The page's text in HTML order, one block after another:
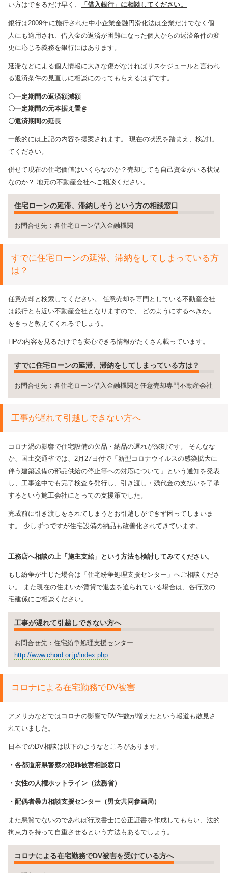
い方はできるだけ早く、
「借入銀行」に相談してください。
銀行は2009年に施行された中小企業金融円滑化法は企業だけでなく個
人にも適用され、借入金の返済が困難になった個人からの返済条件の変
更に応じる義務を銀行にはあります。
延滞などによる個人情報に大きな傷がなければリスケジュールと言われ
る返済条件の見直しに相談にのってもらえるはずです。
〇一定期間の返済額減額
〇一定期間の元本据え置き
〇返済期間の延長
一般的には上記の内容を提案されます。
現在の状況を踏まえ、検討し
てください。
併せて現在の住宅価値はいくらなのか？売却しても自己資金がいる状況
なのか？ 地元の不動産会社へご相談ください。
住宅ローンの延滞、滞納しそうという方の相談窓口
お問合せ先：各住宅ローン借入金融機関
すでに住宅ローンの延滞、滞納をしてしまっている方
は？
任意売却と検索してください。
任意売却を専門としている不動産会社
は銀行とも近い不動産会社となりますので、
どのようにするべきか。
をきっと教えてくれるでしょう。
HPの内容を見るだけでも安心できる情報がたくさん載っています。
すでに住宅ローンの延滞、滞納をしてしまっている方は？
お問合せ先：各住宅ローン借入金融機関と任意売却専門不動産会社
工事が遅れて引越しできない方へ
コロナ渦の影響で住宅設備の欠品・納品の遅れが深刻です。
そんなな
か、国土交通省では、2月27日付で「新型コロナウイルスの感染拡大に
伴う建築設備の部品供給の停止等への対応について」という通知を発表
し、工事途中でも完了検査を発行し、引き渡し・残代金の支払いを了承
するという施工会社にとっての支援策でした。
完成前に引き渡しをされてしまうとお引越しができず困ってしまいま
す。
少しずつですが住宅設備の納品も改善化されてきています。
工務店へ相談の上「施主支給」という方法も検討してみてください。
もし紛争が生じた場合は「住宅紛争処理支援センター」へご相談くださ
い。
また現在の住まいが賃貸で退去を迫られている場合は、各行政の
宅建係にご相談ください。
工事が遅れて引越しできない方へ
お問合せ先：住宅紛争処理支援センター
http://www.chord.or.jp/index.php
コロナによる在宅勤務でDV被害
アメリカなどではコロナの影響でDV件数が増えたという報道も散見さ
れていました。
日本でのDV相談は以下のようなところがあります。
・各都道府県警察の犯罪被害相談窓口
・女性の人権ホットライン（法務省）
・配偶者暴力相談支援センター（男女共同参画局）
また悪質でないのであれば行政書士に公正証書を作成してもらい、法的
拘束力を持って自重させるという方法もあるでしょう。
コロナによる在宅勤務でDV被害を受けている方へ